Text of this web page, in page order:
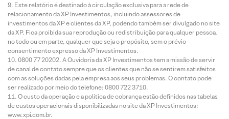
Este relatório é destinado à circulação exclusiva para a rede de
relacionamento da XP Investimentos, incluindo assessores de
investimentos da XP e clientes da XP, podendo também ser divulgado no site
da XP. Fica proibida sua reprodução ou redistribuição para qualquer pessoa,
no todo ou em parte, qualquer que seja o propósito, sem o prévio
consentimento expresso da XP Investimentos.
0800 77 20202. A Ouvidoria da XP Investimentos tem a missão de servir
de canal de contato sempre que os clientes que não se sentirem satisfeitos
com as soluções dadas pela empresa aos seus problemas. O contato pode
ser realizado por meio do telefone: 0800 722 3710.
O custo da operação e a política de cobrança estão definidos nas tabelas
de custos operacionais disponibilizadas no site da XP Investimentos:
www.xpi.com.br.